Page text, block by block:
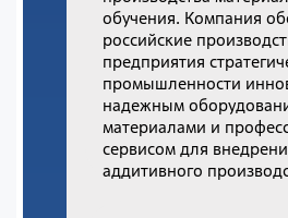
обучения. Компания
российские
предприятия
промышленности
надежным
материалами и
сервисом для
аддитивного